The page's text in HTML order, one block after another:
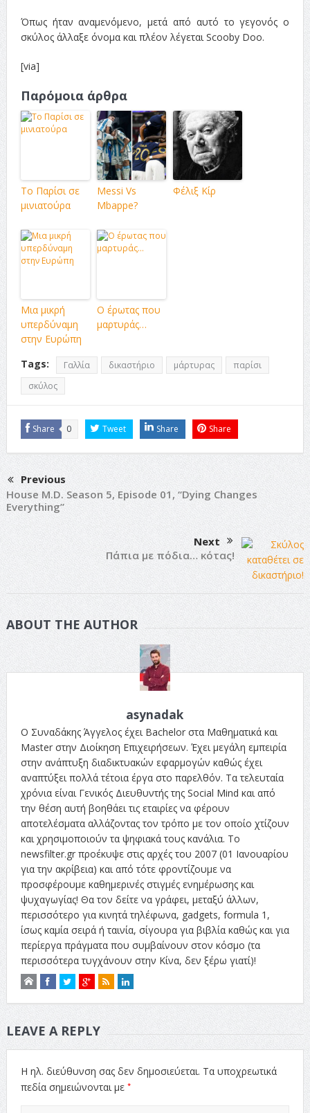
Όπως ήταν αναμενόμενο, μετά από αυτό το γεγονός ο
σκύλος άλλαξε όνομα και πλέον λέγεται Scooby Doo.
[via]
Παρόμοια άρθρα
Το Παρίσι σε
μινιατούρα
Messi Vs
Mbappe?
Φέλιξ Κίρ
Μια μικρή
υπερδύναμη
στην Ευρώπη
Ο έρωτας που
μαρτυράς…
Tags: Γαλλία δικαστήριο μάρτυρας
παρίσι
σκύλος
Share 0 Tweet Share Share
Previous
House M.D. Season 5, Episode 01, “Dying Changes
Everything”
Next
Πάπια με πόδια… κότας!
ABOUT THE AUTHOR
asynadak
Ο Συναδάκης Άγγελος έχει Bachelor στα Μαθηματικά και
Master στην Διοίκηση Επιχειρήσεων. Έχει μεγάλη εμπειρία
στην ανάπτυξη διαδικτυακών εφαρμογών καθώς έχει
αναπτύξει πολλά τέτοια έργα στο παρελθόν. Τα τελευταία
χρόνια είναι Γενικός Διευθυντής της Social Mind και από
την θέση αυτή βοηθάει τις εταιρίες να φέρουν
αποτελέσματα αλλάζοντας τον τρόπο με τον οποίο χτίζουν
και χρησιμοποιούν τα ψηφιακά τους κανάλια. Το
newsfilter.gr προέκυψε στις αρχές του 2007 (01 Ιανουαρίου
για την ακρίβεια) και από τότε φροντίζουμε να
προσφέρουμε καθημερινές στιγμές ενημέρωσης και
ψυχαγωγίας! Θα τον δείτε να γράφει, μεταξύ άλλων,
περισσότερο για κινητά τηλέφωνα, gadgets, formula 1,
ίσως καμία σειρά ή ταινία, σίγουρα για βιβλία καθώς και για
περίεργα πράγματα που συμβαίνουν στον κόσμο (τα
περισσότερα τυγχάνουν στην Κίνα, δεν ξέρω γιατί)!
LEAVE A REPLY
Η ηλ. διεύθυνση σας δεν δημοσιεύεται. Τα υποχρεωτικά
πεδία σημειώνονται με *